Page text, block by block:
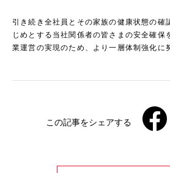
引き続き全社員とその家族の健康状態の確
じめとする当社関係者の皆さまの安全確保
業運営の実現のため、より一層体制強化に
この記事をシェアする